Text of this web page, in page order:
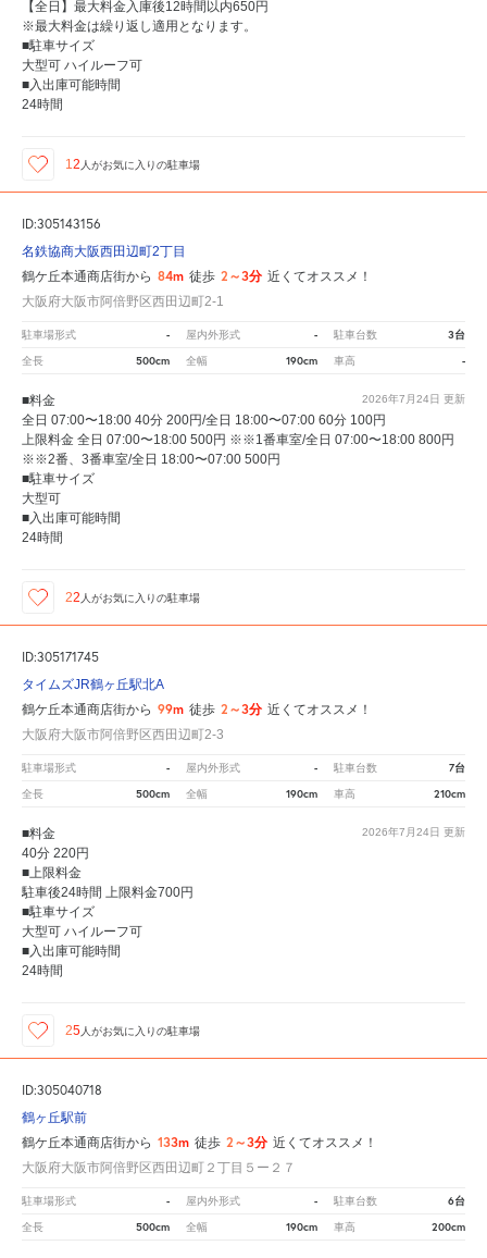
【全日】最大料金入庫後12時間以内650円
※最大料金は繰り返し適用となります。
■駐車サイズ
大型可 ハイルーフ可
■入出庫可能時間
24時間
12 人がお気に入りの駐車場
ID:305143156
名鉄協商大阪西田辺町2丁目
鶴ケ丘本通商店街から 84m 徒歩 2～3分 近くてオススメ！
大阪府大阪市阿倍野区西田辺町2-1
駐車場形式 - 屋内外形式 - 駐車台数 3台
全長 500cm 全幅 190cm 車高 -
2026年7月24日 更新
■料金
全日 07:00〜18:00 40分 200円/全日 18:00〜07:00 60分 100円
上限料金 全日 07:00〜18:00 500円 ※※1番車室/全日 07:00〜18:00 800円
※※2番、3番車室/全日 18:00〜07:00 500円
■駐車サイズ
大型可
■入出庫可能時間
24時間
22 人がお気に入りの駐車場
ID:305171745
タイムズJR鶴ヶ丘駅北A
鶴ケ丘本通商店街から 99m 徒歩 2～3分 近くてオススメ！
大阪府大阪市阿倍野区西田辺町2-3
駐車場形式 - 屋内外形式 - 駐車台数 7台
全長 500cm 全幅 190cm 車高 210cm
2026年7月24日 更新
■料金
40分 220円
■上限料金
駐車後24時間 上限料金700円
■駐車サイズ
大型可 ハイルーフ可
■入出庫可能時間
24時間
25人がお気に入りの駐車場
ID:305040718
鶴ヶ丘駅前
鶴ケ丘本通商店街から 133m 徒歩 2～3分 近くてオススメ！
大阪府大阪市阿倍野区西田辺町２丁目５ー２７
駐車場形式 - 屋内外形式 - 駐車台数 6台
全長 500cm 全幅 190cm 車高 200cm